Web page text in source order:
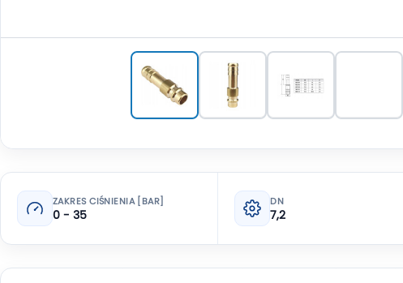
ZAKRES CIŚNIENIA [BAR]
0 - 35
DN
7,2